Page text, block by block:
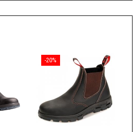
-20%